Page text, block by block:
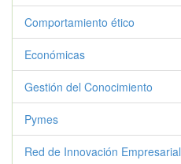
Comportamiento ético
Económicas
Gestión del Conocimiento
Pymes
Red de Innovación Empresarial